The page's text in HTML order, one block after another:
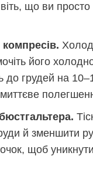
що ви просто
його
до грудей на
й зменшити
щоб